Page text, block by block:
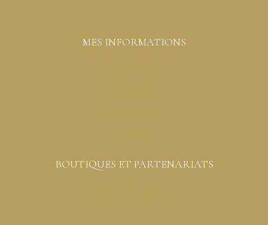
MES INFORMATIONS
BOUTIQUES ET PARTENARIATS